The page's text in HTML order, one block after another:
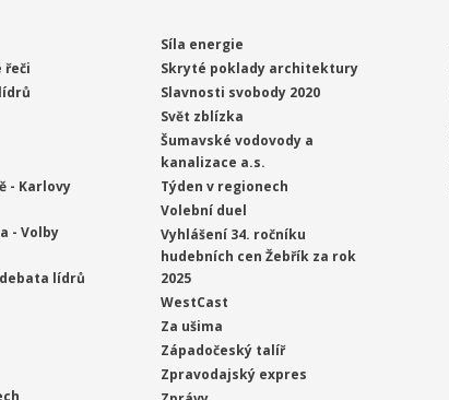
řeči
- Karlovy
- Volby
lídrů
Síla energie
Skryté poklady architektury
Slavnosti svobody 2020
Svět zblízka
Šumavské vodovody a
kanalizace a.s.
Týden v regionech
Volební duel
Vyhlášení 34. ročníku
hudebních cen Žebřík za rok
2025
WestCast
Za ušima
Západočeský talíř
Zpravodajský expres